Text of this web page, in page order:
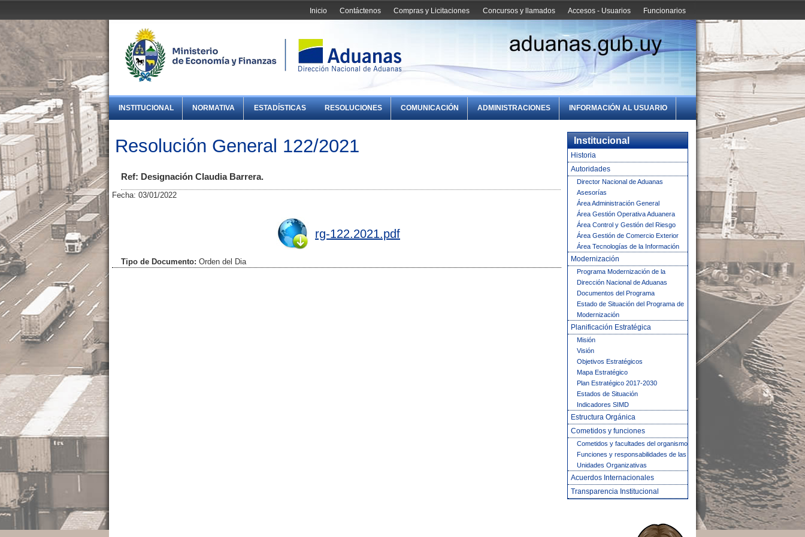
Funcionarios
Accesos - Usuarios
Concursos y llamados
Compras y Licitaciones
Contáctenos
Inicio
INSTITUCIONAL NORMATIVA ESTADÍSTICAS RESOLUCIONES COMUNICACIÓN ADMINISTRACIONES INFORMACIÓN AL USUARIO
Resolución General 122/2021
Ref: Designación Claudia Barrera.
Fecha: 03/01/2022
rg-122.2021.pdf
Tipo de Documento: Orden del Dia
Institucional
Historia
Autoridades
Director Nacional de Aduanas
Asesorías
Área Administración General
Área Gestión Operativa Aduanera
Área Control y Gestión del Riesgo
Área Gestión de Comercio Exterior
Área Tecnologías de la Información
Modernización
Programa Modernización de la
Dirección Nacional de Aduanas
Documentos del Programa
Estado de Situación del Programa de
Modernización
Planificación Estratégica
Misión
Visión
Objetivos Estratégicos
Mapa Estratégico
Plan Estratégico 2017-2030
Estados de Situación
Indicadores SIMD
Estructura Orgánica
Cometidos y funciones
Cometidos y facultades del organismo
Funciones y responsabilidades de las
Unidades Organizativas
Acuerdos Internacionales
Transparencia Institucional